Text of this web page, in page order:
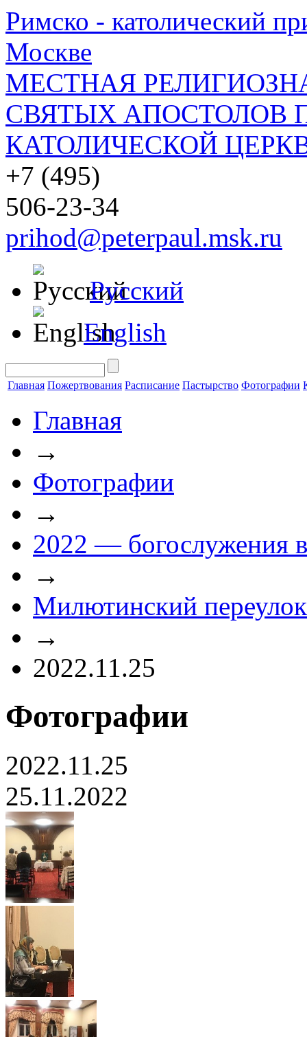
Римско - католический
Москве
МЕСТНАЯ
СВЯТЫХ АПОСТОЛОВ
КАТОЛИЧЕСКОЙ
+7 (495)
506-23-34
prihod@peterpaul.msk.ru
Русский
English
Главная Пожертвования Расписание Пастырство Фотографии
Главная
→
Фотографии
→
2022 — богослужения
→
Милютинский
→
2022.11.25
Фотографии
2022.11.25
25.11.2022